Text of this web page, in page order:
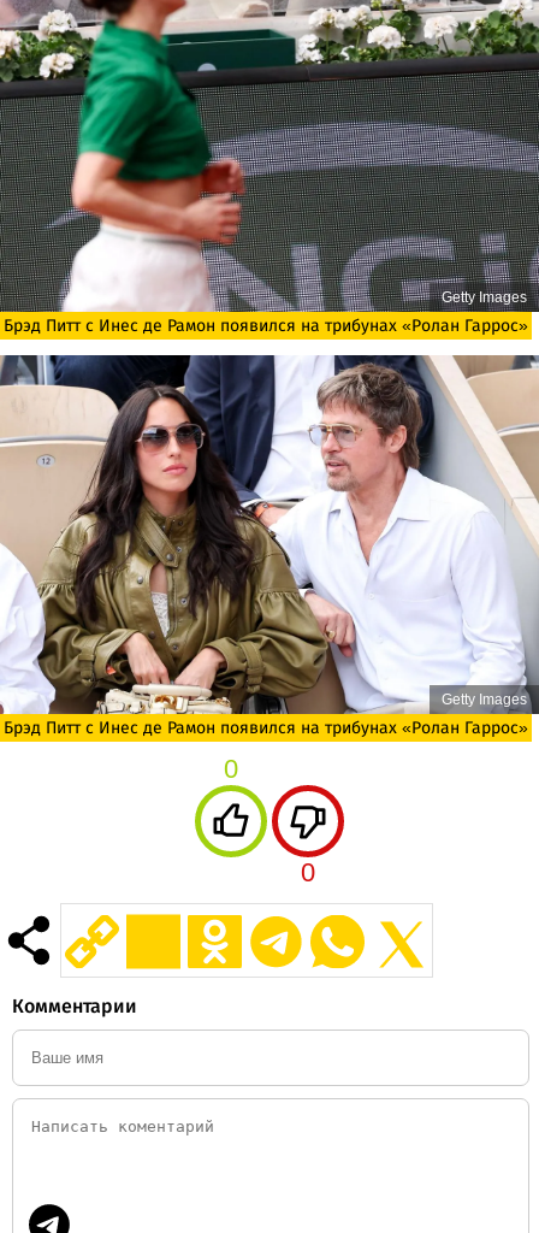
Getty Images
Брэд Питт с Инес де Рамон появился на трибунах «Ролан Гаррос»
Getty Images
Брэд Питт с Инес де Рамон появился на трибунах «Ролан Гаррос»
0
0
Комментарии